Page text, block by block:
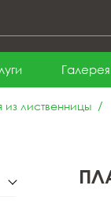
Галерея
из лиственницы